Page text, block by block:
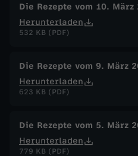
Die Rezepte vom 10. März
Herunterladen
532 KB (PDF)
Die Rezepte vom 9. März
Herunterladen
623 KB (PDF)
Die Rezepte vom 5. März
Herunterladen
779 KB (PDF)